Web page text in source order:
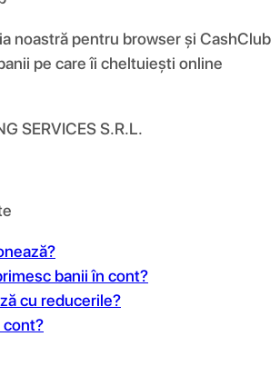
noastră pentru browser și CashClub
pe care îi cheltuiești online
SERVICES S.R.L.
banii în cont?
cu reducerile?
cont?